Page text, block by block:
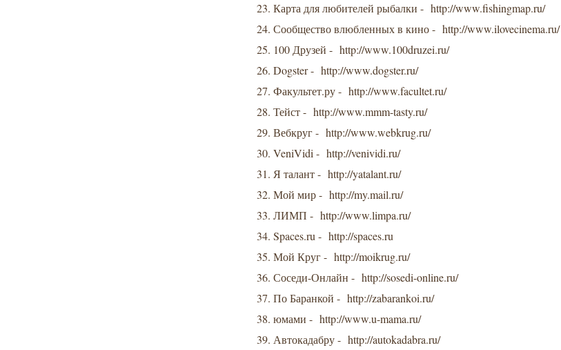
23. Карта для любителей рыбалки - http://www.fishingmap.ru/
24. Сообщество влюбленных в кино - http://www.ilovecinema.ru/
25. 100 Друзей - http://www.100druzei.ru/
26. Dogster - http://www.dogster.ru/
27. Факультет.ру - http://www.facultet.ru/
28. Тейст - http://www.mmm-tasty.ru/
29. Вебкруг - http://www.webkrug.ru/
30. VeniVidi - http://venividi.ru/
31. Я талант - http://yatalant.ru/
32. Мой мир - http://my.mail.ru/
33. ЛИМП - http://www.limpa.ru/
34. Spaces.ru - http://spaces.ru
35. Мой Круг - http://moikrug.ru/
36. Соседи-Онлайн - http://sosedi-online.ru/
37. По Баранкой - http://zabarankoi.ru/
38. юмами - http://www.u-mama.ru/
39. Автокадабру - http://autokadabra.ru/